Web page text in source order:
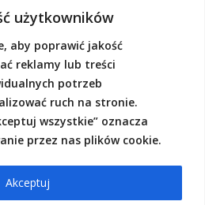
użytkowników
aby poprawić jakość
reklamy lub treści
potrzeb
ruch na stronie.
wszystkie” oznacza
przez nas plików cookie.
Akceptuj
utrzymujemy się z dotacji
Będziemy wdzięczni, jeśli zechcą nas
dowolną kwotą.
ul. Grodzka 3, 20-112 Lublin
działalność statutową Wschodniej
w sferze pożytku publicznego)